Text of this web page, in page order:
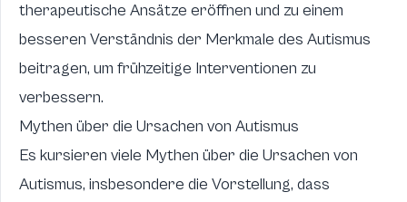
therapeutische Ansätze eröffnen und zu einem
besseren Verständnis der Merkmale des Autismus
beitragen, um frühzeitige Interventionen zu
verbessern.
Mythen über die Ursachen von Autismus
Es kursieren viele Mythen über die Ursachen von
Autismus, insbesondere die Vorstellung, dass